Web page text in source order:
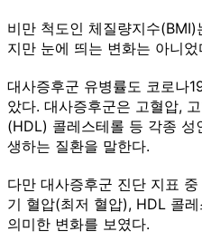
비만 척도인 체질량지수
지만 눈에 띄는 변화는 아니었
대사증후군 유병률도 코로나
았다. 대사증후군은 고혈압,
(HDL) 콜레스테롤 등 각종
생하는 질환을 말한다.
다만 대사증후군 진단 지표
기 혈압(최저 혈압), HDL 콜
의미한 변화를 보였다.